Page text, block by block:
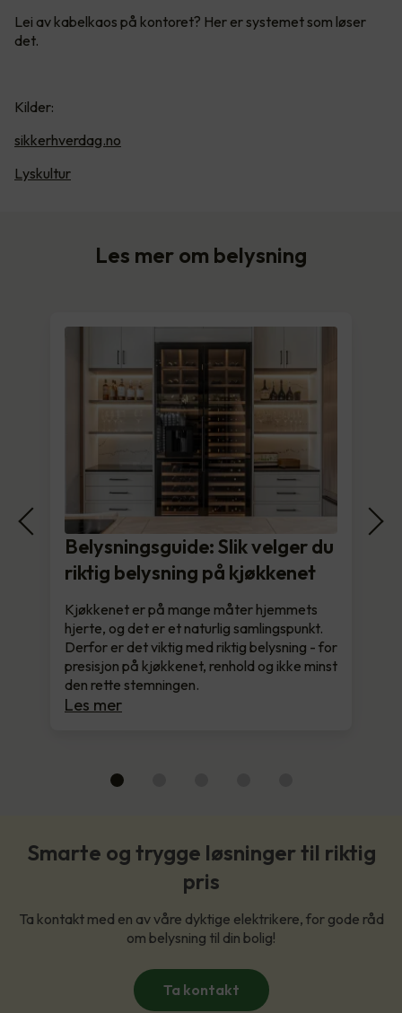
Lei av kabelkaos på kontoret? Her er systemet som løser
det.
Kilder:
sikkerhverdag.no
Lyskultur
Les mer om belysning
Belysningsguide: Slik velger du
riktig belysning på kjøkkenet
Kjøkkenet er på mange måter hjemmets
hjerte, og det er et naturlig samlingspunkt.
Derfor er det viktig med riktig belysning - for
presisjon på kjøkkenet, renhold og ikke minst
den rette stemningen.
Les mer
Smarte og trygge løsninger til riktig
pris
Ta kontakt med en av våre dyktige elektrikere, for gode råd
om belysning til din bolig!
Ta kontakt